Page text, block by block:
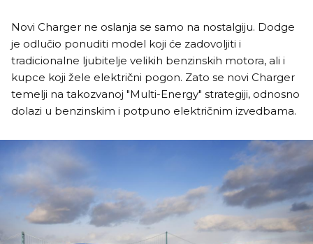
Novi Charger ne oslanja se samo na nostalgiju. Dodge
je odlučio ponuditi model koji će zadovoljiti i
tradicionalne ljubitelje velikih benzinskih motora, ali i
kupce koji žele električni pogon. Zato se novi Charger
temelji na takozvanoj "Multi-Energy" strategiji, odnosno
dolazi u benzinskim i potpuno električnim izvedbama.